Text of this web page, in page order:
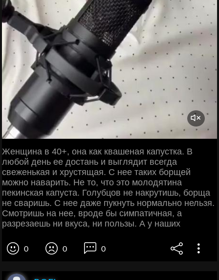
Женщина в 40+, она как квашеная капустка. В
любой день ее достань и выглядит всегда
свеженькая и хрустящая. С нее таких борщей
можно наварить. Не то, что это молодятина
пекинская капуста. Голубцов не накрутишь, борща
не сваришь. С нее даже пукнуть нормально нельзя.
Смотришь на нее, вроде бы симпатичная, а
разрезаешь ни вкуса, ни пользы. А у наших
0 0 0